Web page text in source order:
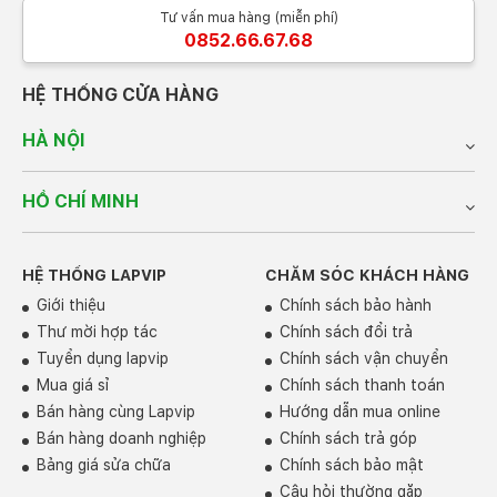
Bên cạnh đó, sản phẩm này còn được trang bị ba tùy
chọn màn hình khác nhau bao gồm:
Tùy chọn 1: Màn hình với độ phân giải WQXGA
(2560x1600 pixels), độ sáng màn hình đạt 300 nits, độ
phủ màu đạt 100% sRGB, tần số quét 165Hz,.
Tùy chọn 2: Màn hình có độ phân giải WQXGA
(2560x1600 pixels), độ sáng màn hình đạt 500 nits, độ
phủ màu đạt 100% sRGB, tần số quét 240Hz, có hỗ
Tư vấn mua hàng (miễn phí)
0852.66.67.68
HỆ THỐNG CỬA HÀNG
HÀ NỘI
HỒ CHÍ MINH
HỆ THỐNG LAPVIP
Giới thiệu
Thư mời hợp tác
Tuyển dụng lapvip
Mua giá sỉ
Bán hàng cùng Lapvip
Bán hàng doanh nghiệp
Bảng giá sửa chữa
CHĂM SÓC KHÁCH HÀNG
Chính sách bảo hành
Chính sách đổi trả
Chính sách vận chuyển
Chính sách thanh toán
Hướng dẫn mua online
Chính sách trả góp
Chính sách bảo mật
Câu hỏi thường gặp